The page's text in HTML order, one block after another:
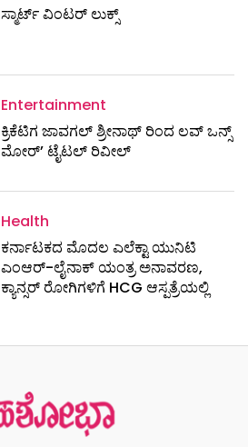
ಸ್ಮಾರ್ಟ್‌ ವಿಂಟರ್‌ ಲುಕ್ಸ್
Entertainment
ಕ್ರಿಕೆಟಿಗ ಜಾವಗಲ್ ಶ್ರೀನಾಥ್ ರಿಂದ ಲವ್ ಒನ್ಸ್
ಮೋರ್’ ಟೈಟಲ್ ರಿವೀಲ್
Health
ಕರ್ನಾಟಕದ ಮೊದಲ ಎಲೆಕ್ಟಾ ಯುನಿಟಿ
ಎಂಆರ್-ಲೈನಾಕ್ ಯಂತ್ರ ಅನಾವರಣ,
ಕ್ಯಾನ್ಸರ್ ರೋಗಿಗಳಿಗೆ HCG ಆಸ್ಪತ್ರೆಯಲ್ಲಿ